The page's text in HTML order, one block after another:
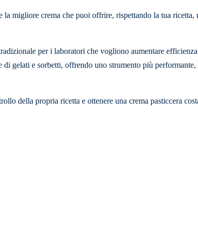
migliore crema che puoi offrire, rispettando la tua
per i laboratori che vogliono aumentare
gelati e sorbetti, offrendo uno strumento più
della propria ricetta e ottenere una crema pasticcera